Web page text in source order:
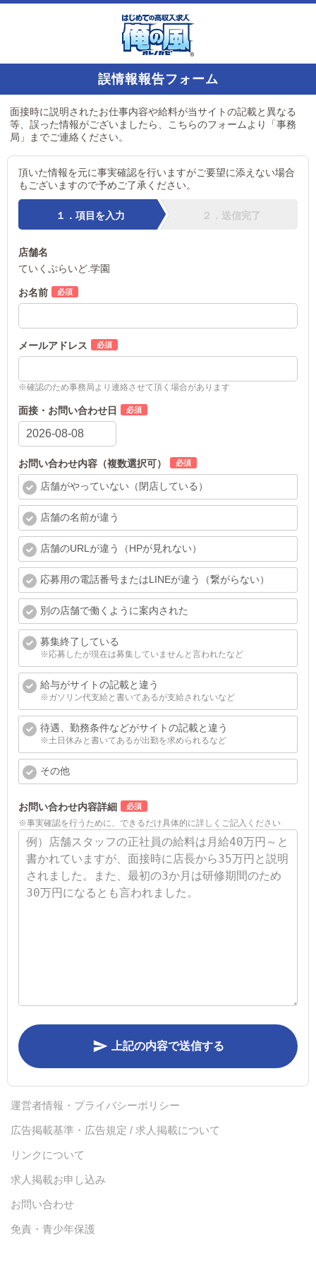
誤情報報告フォーム
面接時に説明されたお仕事内容や給料が当サイトの記載と異なる
等、誤った情報がございましたら、こちらのフォームより「事務
局」までご連絡ください。
頂いた情報を元に事実確認を行いますがご要望に添えない場合
もございますので予めご了承ください。
１．項目を入力 ２．送信完了
店舗名
ていくぷらいど.学園
お名前
メールアドレス
※確認のため事務局より連絡させて頂く場合があります
面接・お問い合わせ日
お問い合わせ内容（複数選択可）
店舗がやっていない（閉店している）
店舗の名前が違う
店舗のURLが違う（HPが見れない）
応募用の電話番号またはLINEが違う（繋がらない）
別の店舗で働くように案内された
募集終了している
※応募したが現在は募集していませんと言われたなど
給与がサイトの記載と違う
※ガソリン代支給と書いてあるが支給されないなど
待遇、勤務条件などがサイトの記載と違う
※土日休みと書いてあるが出勤を求められるなど
その他
お問い合わせ内容詳細
※事実確認を行うために、できるだけ具体的に詳しくご記入ください
send 上記の内容で送信する
運営者情報・プライバシーポリシー
広告掲載基準・広告規定 / 求人掲載について
リンクについて
求人掲載お申し込み
お問い合わせ
免責・青少年保護